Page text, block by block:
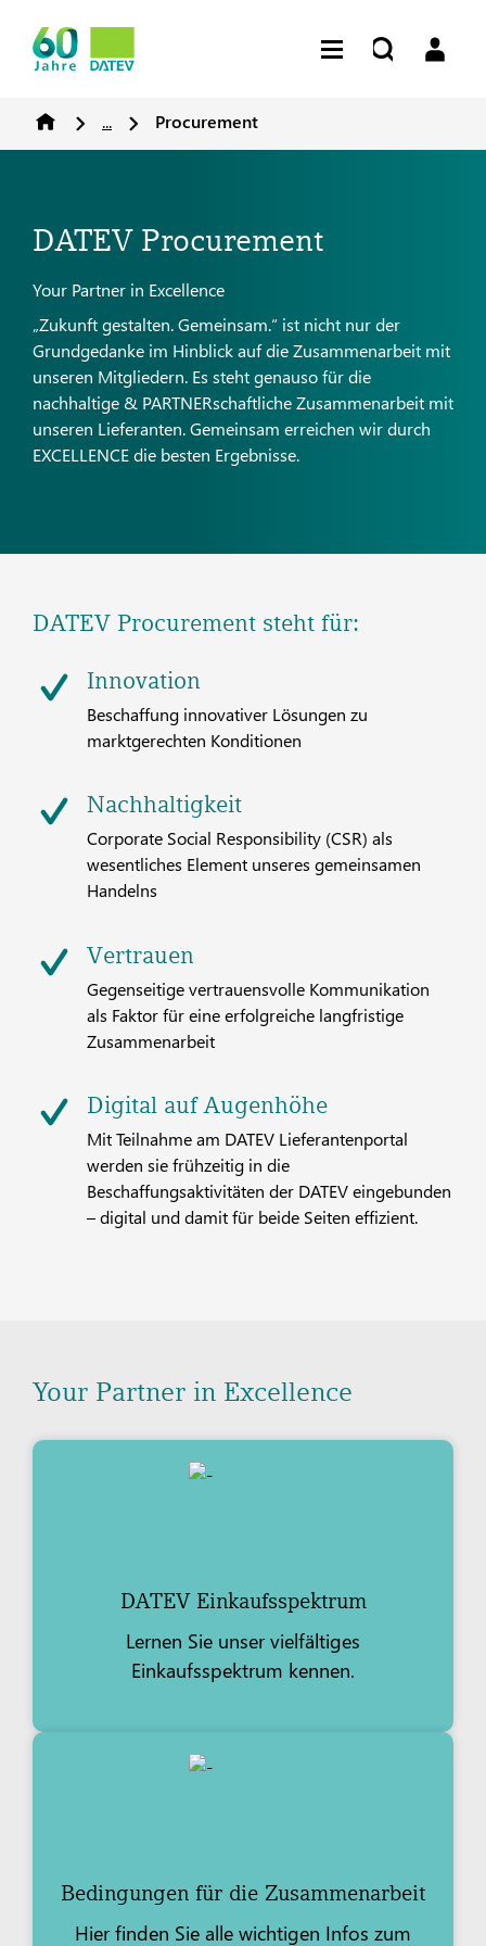
... Procurement
DATEV Procurement
Your Partner in Excellence
„Zukunft gestalten. Gemeinsam.“ ist nicht nur der
Grundgedanke im Hinblick auf die Zusammenarbeit mit
unseren Mitgliedern. Es steht genauso für die
nachhaltige & PARTNERschaftliche Zusammenarbeit mit
unseren Lieferanten. Gemeinsam erreichen wir durch
EXCELLENCE die besten Ergebnisse.
DATEV Procurement steht für:
Innovation
Beschaffung innovativer Lösungen zu
marktgerechten Konditionen
Nachhaltigkeit
Corporate Social Responsibility (CSR) als
wesentliches Element unseres gemeinsamen
Handelns
Vertrauen
Gegenseitige vertrauensvolle Kommunikation
als Faktor für eine erfolgreiche langfristige
Zusammenarbeit
Digital auf Augenhöhe
Mit Teilnahme am DATEV Lieferantenportal
werden sie frühzeitig in die
Beschaffungsaktivitäten der DATEV eingebunden
– digital und damit für beide Seiten effizient.
Your Partner in Excellence
DATEV Einkaufsspektrum
Lernen Sie unser vielfältiges
Einkaufsspektrum kennen.
Bedingungen für die Zusammenarbeit
Hier finden Sie alle wichtigen Infos zum